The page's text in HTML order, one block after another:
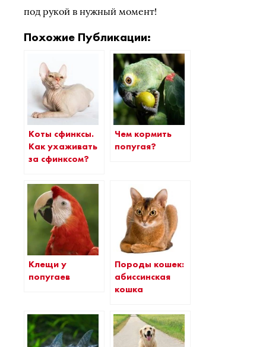
под рукой в нужный момент!
Похожие Публикации:
Коты сфинксы.
Как ухаживать
за сфинксом?
Чем кормить
попугая?
Клещи у
попугаев
Породы кошек:
абиссинская
кошка